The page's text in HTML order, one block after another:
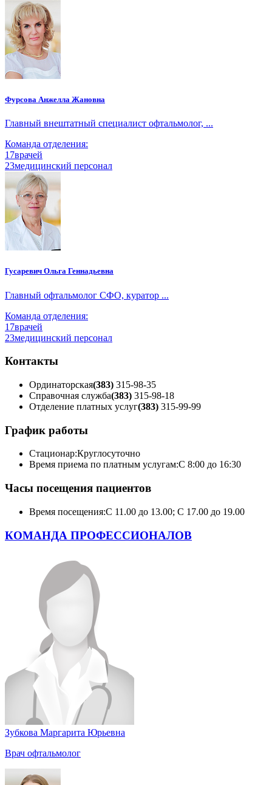
Фурсова Анжелла Жановна
Главный внештатный специалист офтальмолог, ...
Команда отделения:
17врачей
23медицинский персонал
Гусаревич Ольга Геннадьевна
Главный офтальмолог СФО, куратор ...
Команда отделения:
17врачей
23медицинский персонал
Контакты
Ординаторская(383) 315-98-35
Справочная служба(383) 315-98-18
Отделение платных услуг(383) 315-99-99
График работы
Стационар:Круглосуточно
Время приема по платным услугам:С 8:00 до 16:30
Часы посещения пациентов
Время посещения:С 11.00 до 13.00; С 17.00 до 19.00
КОМАНДА ПРОФЕССИОНАЛОВ
Зубкова Маргарита Юрьевна
Врач офтальмолог